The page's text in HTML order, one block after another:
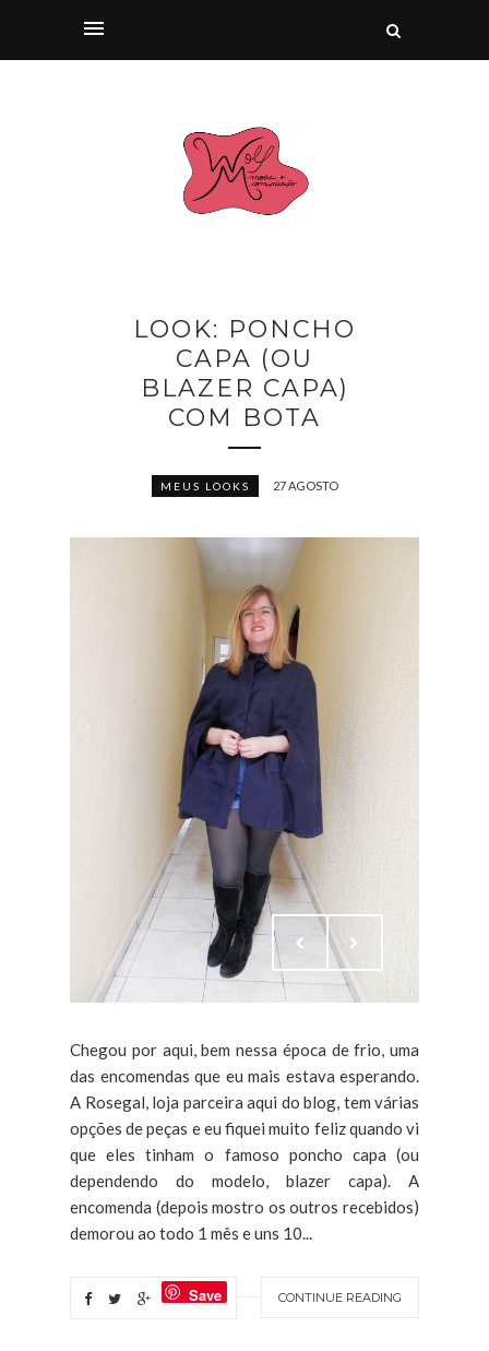
LOOK: PONCHO
CAPA (OU
BLAZER CAPA)
COM BOTA
MEUS LOOKS 27 AGOSTO
Chegou por aqui, bem nessa época de frio, uma
das encomendas que eu mais estava esperando.
A Rosegal, loja parceira aqui do blog, tem várias
opções de peças e eu fiquei muito feliz quando vi
que eles tinham o famoso poncho capa (ou
dependendo do modelo, blazer capa). A
encomenda (depois mostro os outros recebidos)
demorou ao todo 1 mês e uns 10...
CONTINUE READING
Save